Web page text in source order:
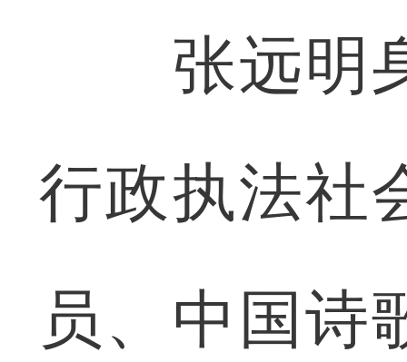
张远明身
行政执法社
员、中国诗